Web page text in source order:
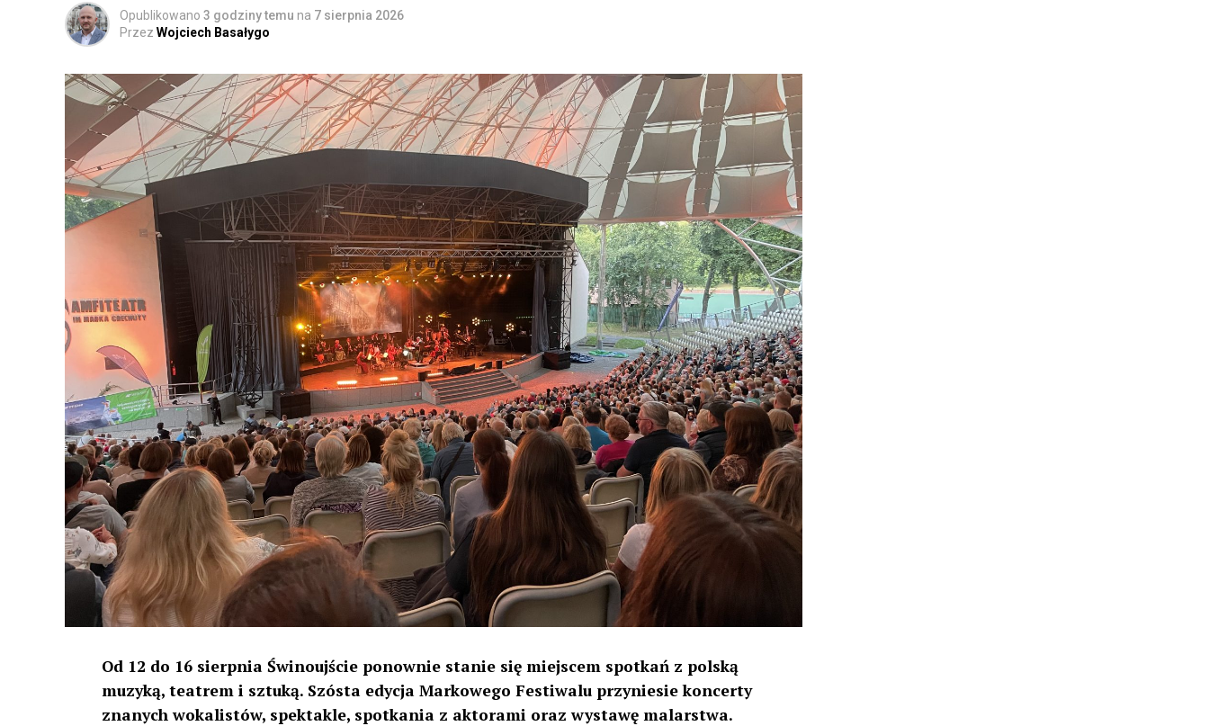
Opublikowano 3 godziny temu na 7 sierpnia 2026
Przez Wojciech Basałygo
Od 12 do 16 sierpnia Świnoujście ponownie stanie się miejscem spotkań z polską
muzyką, teatrem i sztuką. Szósta edycja Markowego Festiwalu przyniesie koncerty
znanych wokalistów, spektakle, spotkania z aktorami oraz wystawę malarstwa.